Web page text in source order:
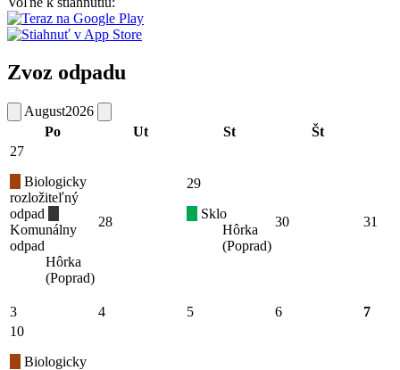
Zvoz odpadu
August2026
Po
Ut St Št
27
Biologicky
rozložiteľný
odpad
Komunálny
odpad
Hôrka
(Poprad)
28
29
Sklo
Hôrka
(Poprad)
30 31
3 4 5 6
7
10
Biologicky